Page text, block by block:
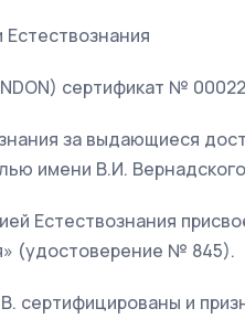
сертификат №
за выдающиеся
имени В.И. Вернадского
Естествознания
(удостоверение № 845).
сертифицированы и